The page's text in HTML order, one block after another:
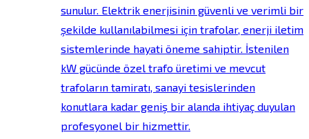
sunulur. Elektrik enerjisinin güvenli ve verimli bir
şekilde kullanılabilmesi için trafolar, enerji iletim
sistemlerinde hayati öneme sahiptir. İstenilen
kW gücünde özel trafo üretimi ve mevcut
trafoların tamiratı, sanayi tesislerinden
konutlara kadar geniş bir alanda ihtiyaç duyulan
profesyonel bir hizmettir.